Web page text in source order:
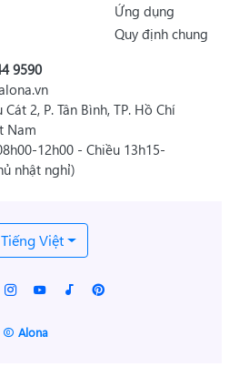
9590
Cát 2, P. Tân Bình, TP. Hồ Chí
Nam
12h00 - Chiều 13h15-
nhật nghỉ)
Ứng dụng
Quy định chung
Alona
Tiếng Việt